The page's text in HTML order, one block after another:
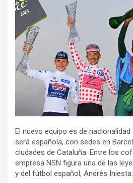
El nuevo equipo es de
será española, con sedes en
ciudades de Cataluña. Entre los
empresa NSN figura una de las
y del fútbol español, Andrés Iniesta.